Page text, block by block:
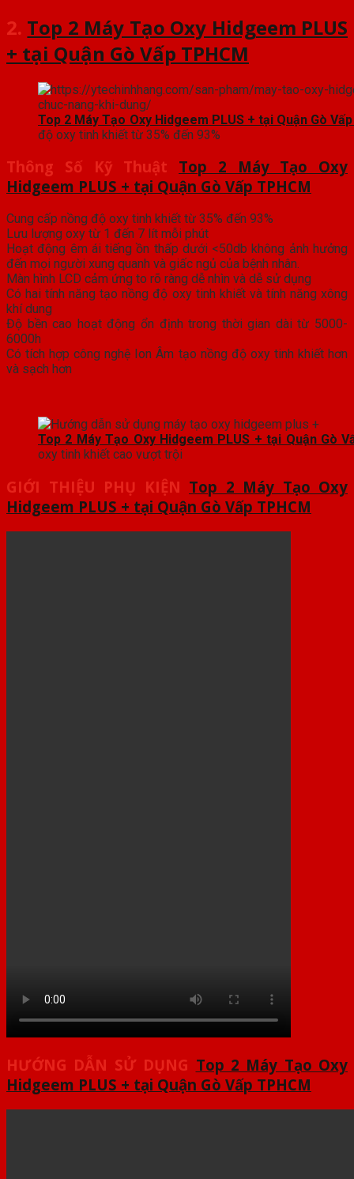
2. Top 2 Máy Tạo Oxy Hidgeem PLUS
+ tại Quận Gò Vấp TPHCM
Top 2 Máy Tạo Oxy Hidgeem PLUS + tại Quận Gò
độ oxy tinh khiết từ 35% đến 93%
Thông Số Kỹ Thuật Top 2 Máy Tạo Oxy
Hidgeem PLUS + tại Quận Gò Vấp TPHCM
Cung cấp nồng độ oxy tinh khiết từ 35% đến 93%
Lưu lượng oxy từ 1 đến 7 lít mỗi phút
Hoạt động êm ái tiếng ồn thấp dưới <50db không ảnh hưởng
đến mọi người xung quanh và giấc ngủ của bệnh nhân.
Màn hình LCD cảm ứng to rõ ràng dễ nhìn và dễ sử dụng
Có hai tính năng tạo nồng độ oxy tinh khiết và tính năng xông
khí dung
Độ bền cao hoạt động ổn định trong thời gian dài từ 5000-
6000h
Có tích hợp công nghệ Ion Âm tạo nồng độ oxy tinh khiết hơn
và sạch hơn
Top 2 Máy Tạo Oxy Hidgeem PLUS + tại Quận Gò
oxy tinh khiết cao vượt trội
GIỚI THIỆU PHỤ KIỆN Top 2 Máy Tạo Oxy
Hidgeem PLUS + tại Quận Gò Vấp TPHCM
HƯỚNG DẪN SỬ DỤNG Top 2 Máy Tạo Oxy
Hidgeem PLUS + tại Quận Gò Vấp TPHCM